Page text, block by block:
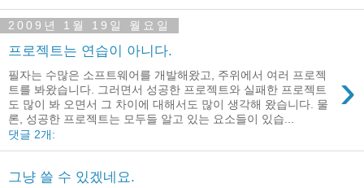
2009년 1월 19일 월요일
프로젝트는 연습이 아니다.
›
필자는 수많은 소프트웨어를 개발해왔고, 주위에서 여러 프로젝
트를 봐왔습니다. 그러면서 성공한 프로젝트와 실패한 프로젝트
도 많이 봐 오면서 그 차이에 대해서도 많이 생각해 왔습니다. 물
론, 성공한 프로젝트는 모두들 알고 있는 요소들이 있습...
댓글 2개:
그냥 쓸 수 있겠네요.